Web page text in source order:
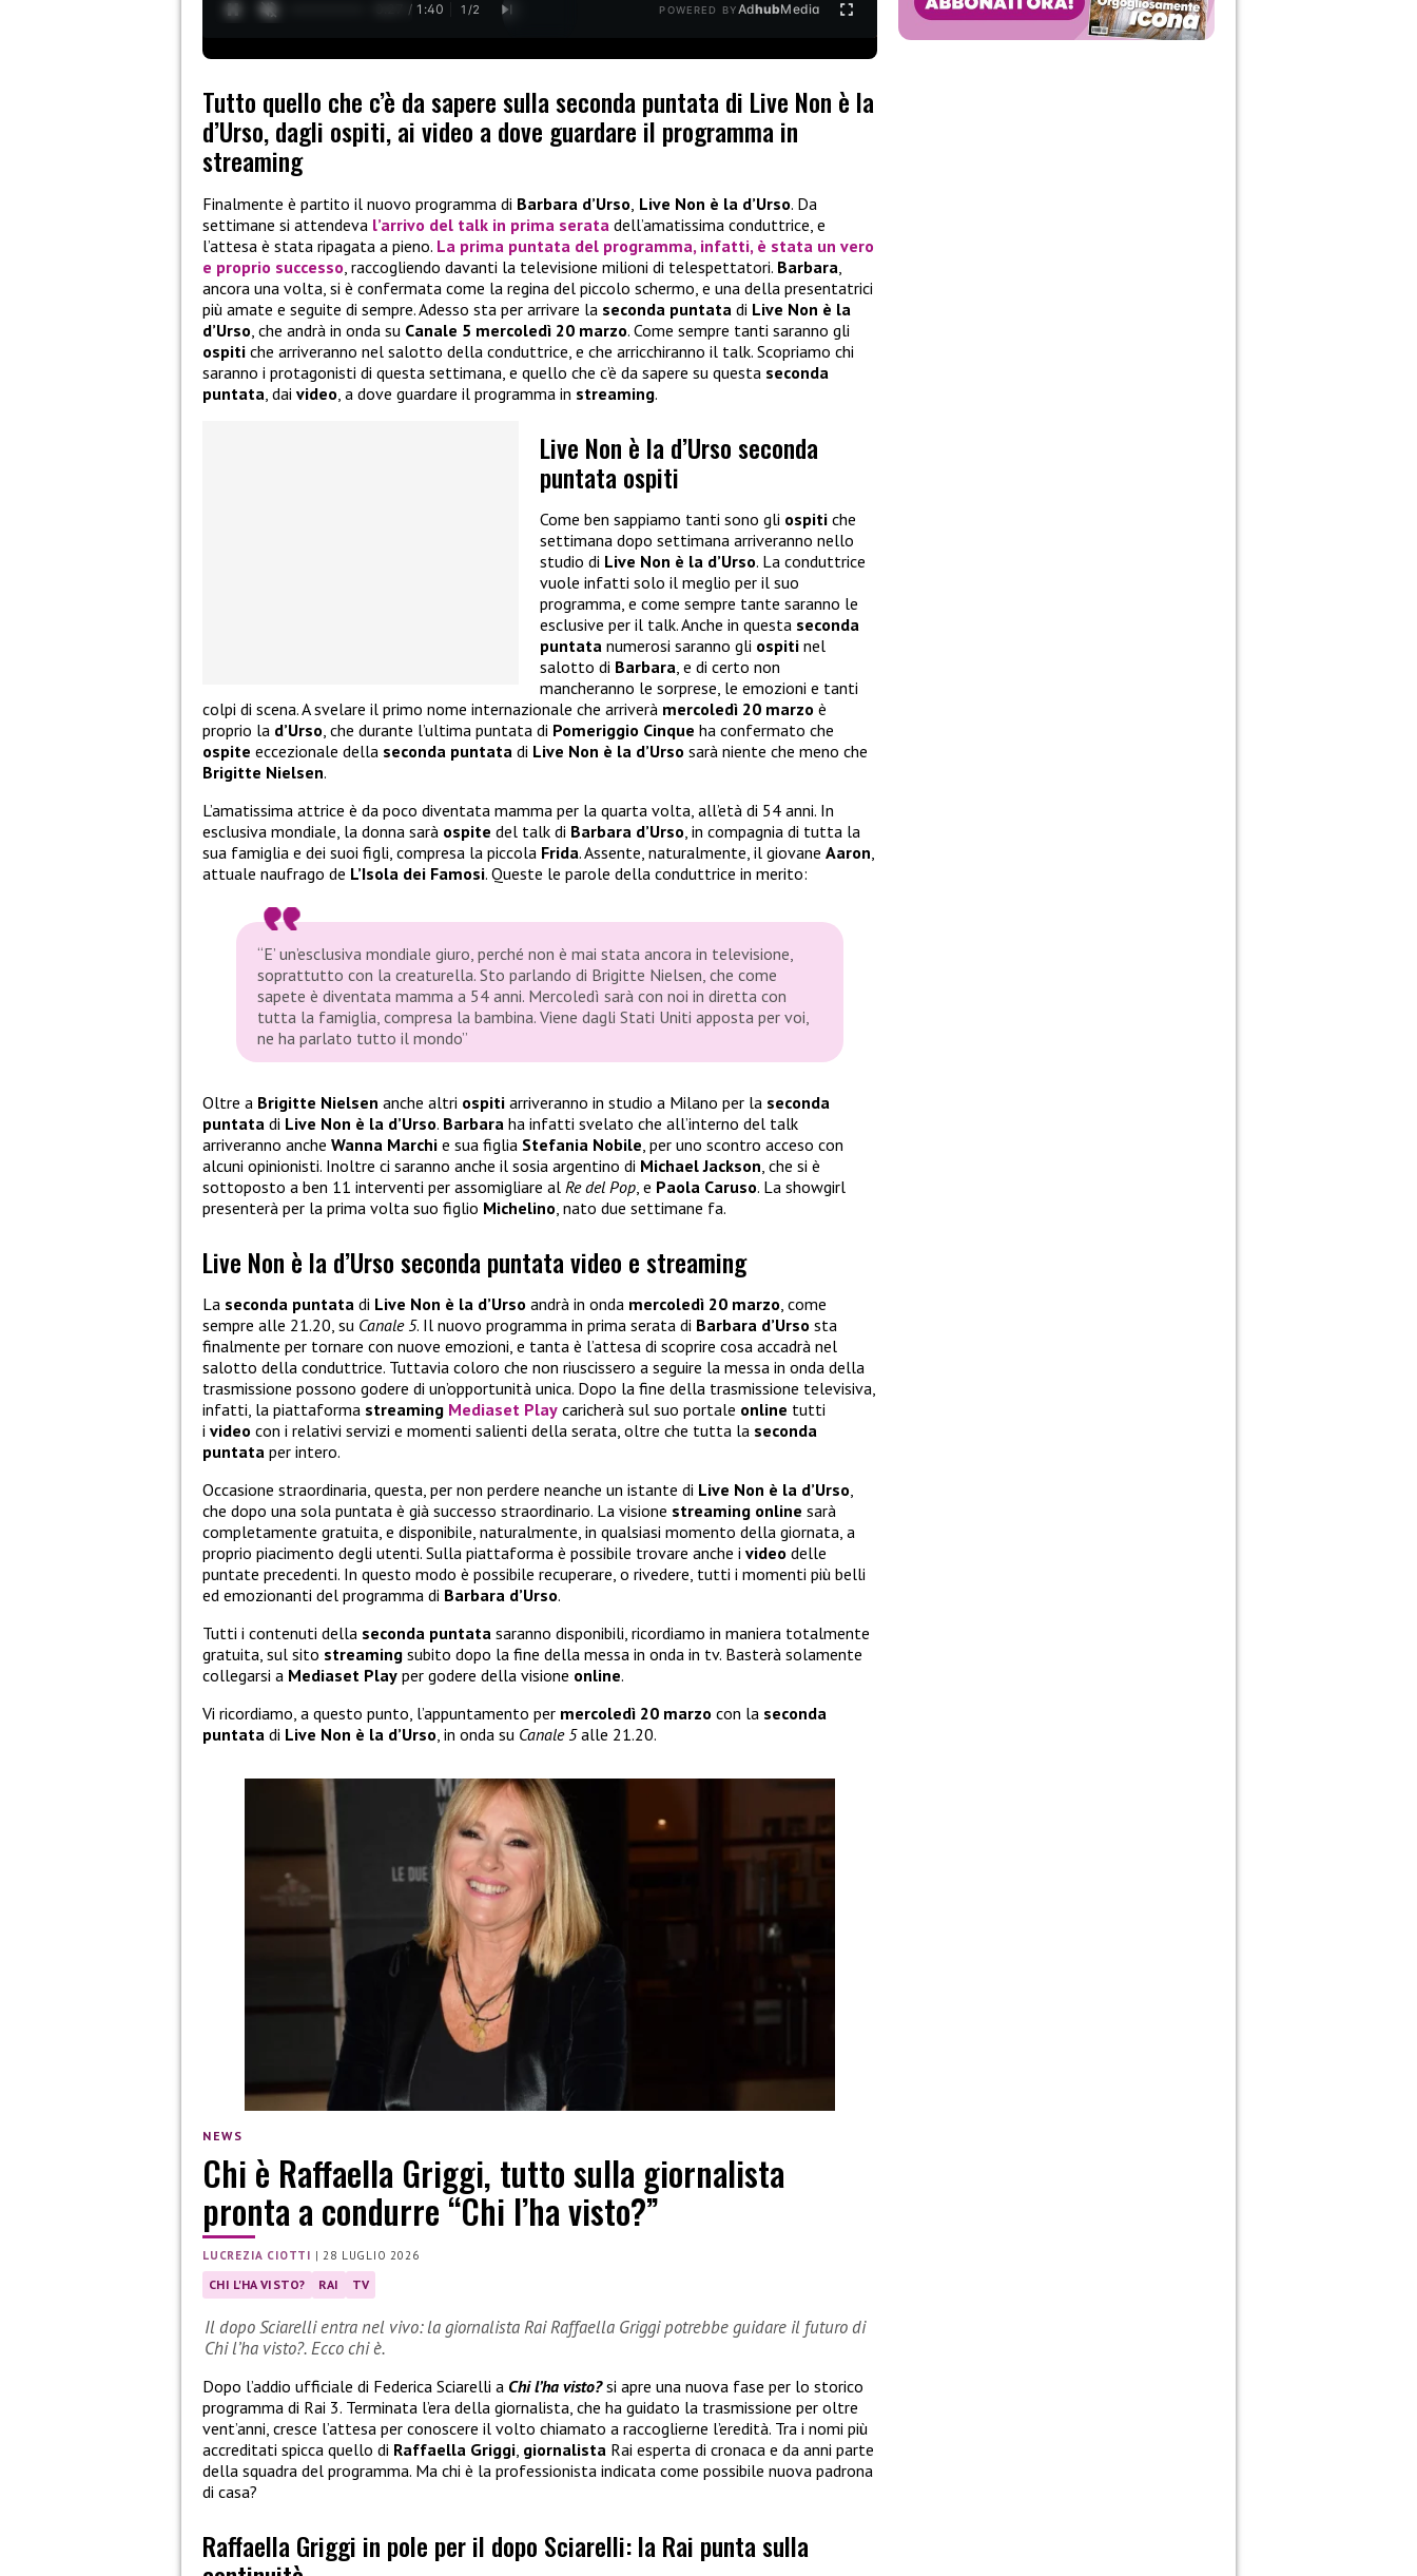
0:28 / 1:40 1 /2 POWERED BYAdhubMedia
Tutto quello che c’è da sapere sulla seconda puntata di Live Non è la
d’Urso, dagli ospiti, ai video a dove guardare il programma in
streaming
Finalmente è partito il nuovo programma di Barbara d’Urso, Live Non è la d’Urso. Da
settimane si attendeva l’arrivo del talk in prima serata dell’amatissima conduttrice, e
l’attesa è stata ripagata a pieno. La prima puntata del programma, infatti, è stata un vero
e proprio successo, raccogliendo davanti la televisione milioni di telespettatori. Barbara,
ancora una volta, si è confermata come la regina del piccolo schermo, e una della presentatrici
più amate e seguite di sempre. Adesso sta per arrivare la seconda puntata di Live Non è la
d’Urso, che andrà in onda su Canale 5 mercoledì 20 marzo. Come sempre tanti saranno gli
ospiti che arriveranno nel salotto della conduttrice, e che arricchiranno il talk. Scopriamo chi
saranno i protagonisti di questa settimana, e quello che c’è da sapere su questa seconda
puntata, dai video, a dove guardare il programma in streaming.
Live Non è la d’Urso seconda
puntata ospiti
Come ben sappiamo tanti sono gli ospiti che
settimana dopo settimana arriveranno nello
studio di Live Non è la d’Urso. La conduttrice
vuole infatti solo il meglio per il suo
programma, e come sempre tante saranno le
esclusive per il talk. Anche in questa seconda
puntata numerosi saranno gli ospiti nel
salotto di Barbara, e di certo non
mancheranno le sorprese, le emozioni e tanti
colpi di scena. A svelare il primo nome internazionale che arriverà mercoledì 20 marzo è
proprio la d’Urso, che durante l’ultima puntata di Pomeriggio Cinque ha confermato che
ospite eccezionale della seconda puntata di Live Non è la d’Urso sarà niente che meno che
Brigitte Nielsen.
L’amatissima attrice è da poco diventata mamma per la quarta volta, all’età di 54 anni. In
esclusiva mondiale, la donna sarà ospite del talk di Barbara d’Urso, in compagnia di tutta la
sua famiglia e dei suoi figli, compresa la piccola Frida. Assente, naturalmente, il giovane Aaron,
attuale naufrago de L’Isola dei Famosi. Queste le parole della conduttrice in merito:
“E’ un’esclusiva mondiale giuro, perché non è mai stata ancora in televisione,
soprattutto con la creaturella. Sto parlando di Brigitte Nielsen, che come
sapete è diventata mamma a 54 anni. Mercoledì sarà con noi in diretta con
tutta la famiglia, compresa la bambina. Viene dagli Stati Uniti apposta per voi,
ne ha parlato tutto il mondo”
Oltre a Brigitte Nielsen anche altri ospiti arriveranno in studio a Milano per la seconda
puntata di Live Non è la d’Urso. Barbara ha infatti svelato che all’interno del talk
arriveranno anche Wanna Marchi e sua figlia Stefania Nobile, per uno scontro acceso con
alcuni opinionisti. Inoltre ci saranno anche il sosia argentino di Michael Jackson, che si è
sottoposto a ben 11 interventi per assomigliare al Re del Pop, e Paola Caruso. La showgirl
presenterà per la prima volta suo figlio Michelino, nato due settimane fa.
Live Non è la d’Urso seconda puntata video e streaming
La seconda puntata di Live Non è la d’Urso andrà in onda mercoledì 20 marzo, come
sempre alle 21.20, su Canale 5. Il nuovo programma in prima serata di Barbara d’Urso sta
finalmente per tornare con nuove emozioni, e tanta è l’attesa di scoprire cosa accadrà nel
salotto della conduttrice. Tuttavia coloro che non riuscissero a seguire la messa in onda della
trasmissione possono godere di un’opportunità unica. Dopo la fine della trasmissione televisiva,
infatti, la piattaforma streaming Mediaset Play caricherà sul suo portale online tutti
i video con i relativi servizi e momenti salienti della serata, oltre che tutta la seconda
puntata per intero.
Occasione straordinaria, questa, per non perdere neanche un istante di Live Non è la d’Urso,
che dopo una sola puntata è già successo straordinario. La visione streaming online sarà
completamente gratuita, e disponibile, naturalmente, in qualsiasi momento della giornata, a
proprio piacimento degli utenti. Sulla piattaforma è possibile trovare anche i video delle
puntate precedenti. In questo modo è possibile recuperare, o rivedere, tutti i momenti più belli
ed emozionanti del programma di Barbara d’Urso.
Tutti i contenuti della seconda puntata saranno disponibili, ricordiamo in maniera totalmente
gratuita, sul sito streaming subito dopo la fine della messa in onda in tv. Basterà solamente
collegarsi a Mediaset Play per godere della visione online.
Vi ricordiamo, a questo punto, l’appuntamento per mercoledì 20 marzo con la seconda
puntata di Live Non è la d’Urso, in onda su Canale 5alle 21.20.
NEWS
Chi è Raffaella Griggi, tutto sulla giornalista
pronta a condurre “Chi l’ha visto?”
LUCREZIA CIOTTI |28 LUGLIO 2026
CHI L'HA VISTO? RAI TV
Il dopo Sciarelli entra nel vivo: la giornalista Rai Raffaella Griggi potrebbe guidare il futuro di
Chi l’ha visto?. Ecco chi è.
Dopo l’addio ufficiale di Federica Sciarelli a Chi l’ha visto?si apre una nuova fase per lo storico
programma di Rai 3. Terminata l’era della giornalista, che ha guidato la trasmissione per oltre
vent’anni, cresce l’attesa per conoscere il volto chiamato a raccoglierne l’eredità. Tra i nomi più
accreditati spicca quello di Raffaella Griggi, giornalista Rai esperta di cronaca e da anni parte
della squadra del programma. Ma chi è la professionista indicata come possibile nuova padrona
di casa?
Raffaella Griggi in pole per il dopo Sciarelli: la Rai punta sulla